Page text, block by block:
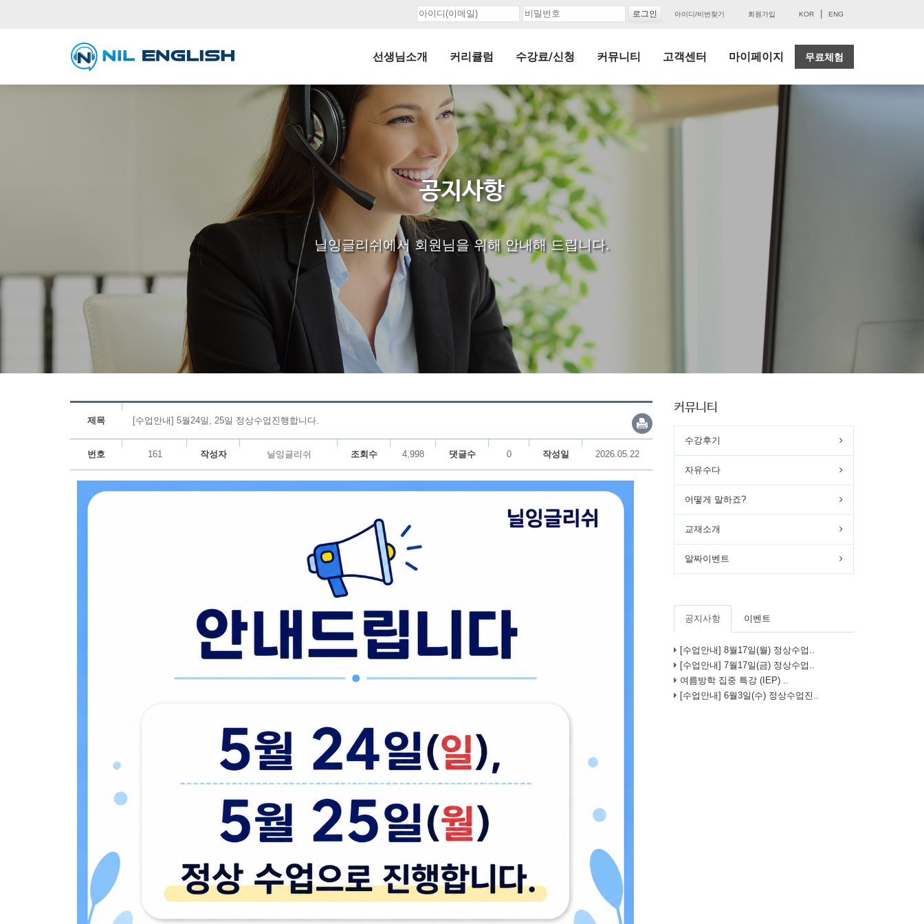
아이디/비번찾기 회원가입 KOR ENG
선생님소개 커리큘럼 수강료/신청 커뮤니티 고객센터 마이페이지 무료체험
공지사항
닐잉글리쉬에서 회원님을 위해 안내해 드립니다.
제목 [수업안내] 5월24일, 25일 정상수업진행합니다.
번호 161 작성자 닐잉글리쉬 조회수 4,998 댓글수 0 작성일 2026.05.22
커뮤니티
수강후기
자유수다
어떻게 말하죠?
교재소개
알짜이벤트
공지사항 이벤트
[수업안내] 8월17일(월) 정상수업..
[수업안내] 7월17일(금) 정상수업..
여름방학 집중 특강 (IEP) ..
[수업안내] 6월3일(수) 정상수업진..